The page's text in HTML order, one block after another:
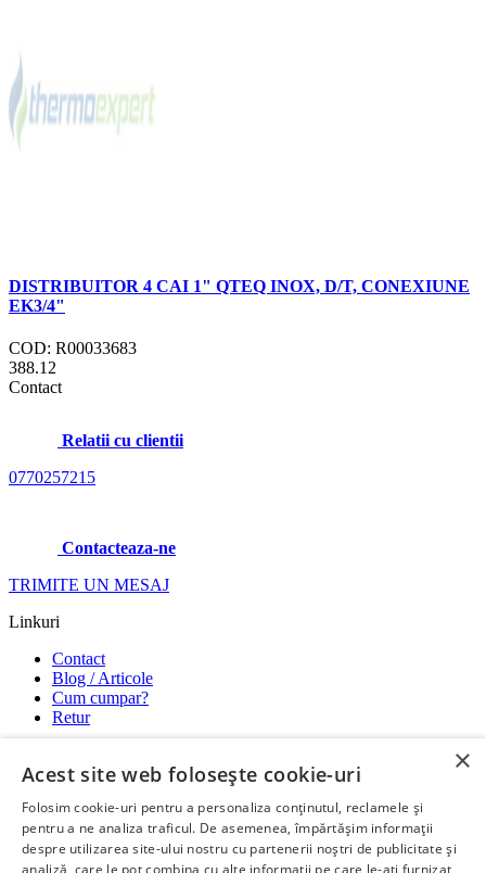
DISTRIBUITOR 4 CAI 1" QTEQ INOX, D/T, CONEXIUNE
EK3/4"
COD: R00033683
388.12
Contact
Relatii cu clientii
0770257215
Contacteaza-ne
TRIMITE UN MESAJ
Linkuri
Contact
Blog / Articole
Cum cumpar?
Retur
Modalitati de plata
Confidentialitate si GDPR
Garantii
×
Acest site web folosește cookie-uri
Folosim cookie-uri pentru a personaliza conținutul, reclamele și
pentru a ne analiza traficul. De asemenea, împărtășim informații
despre utilizarea site-ului nostru cu partenerii noștri de publicitate și
analiză, care le pot combina cu alte informații pe care le-ați furnizat